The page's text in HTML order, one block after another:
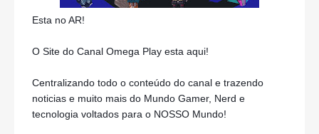
Esta no AR!
O Site do Canal Omega Play esta aqui!
Centralizando todo o conteúdo do canal e trazendo
noticias e muito mais do Mundo Gamer, Nerd e
tecnologia voltados para o NOSSO Mundo!